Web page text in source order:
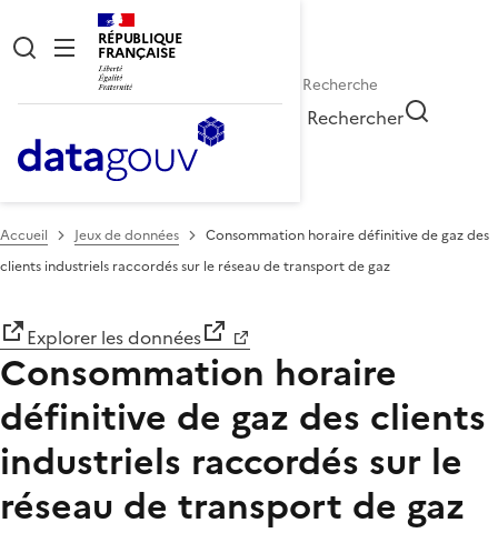
RÉPUBLIQUE
FRANÇAISE
Rechercher
Accueil Jeux de données
Consommation horaire définitive de gaz des
clients industriels raccordés sur le réseau de transport de gaz
Explorer les données
Consommation horaire
définitive de gaz des clients
industriels raccordés sur le
réseau de transport de gaz